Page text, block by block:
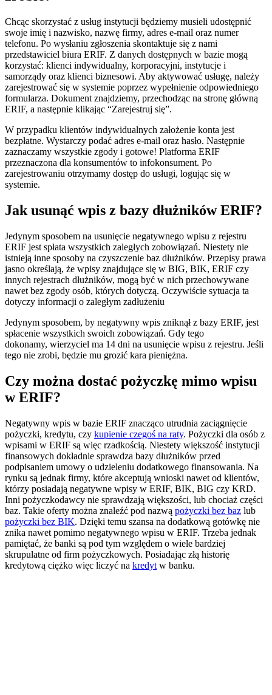
Chcąc skorzystać z usług instytucji będziemy musieli udostępnić
swoje imię i nazwisko, nazwę firmy, adres e-mail oraz numer
telefonu. Po wysłaniu zgłoszenia skontaktuje się z nami
przedstawiciel biura ERIF. Z danych dostępnych w bazie mogą
korzystać: klienci indywidualny, korporacyjni, instytucje i
samorządy oraz klienci biznesowi. Aby aktywować usługę, należy
zarejestrować się w systemie poprzez wypełnienie odpowiedniego
formularza. Dokument znajdziemy, przechodząc na stronę główną
ERIF, a następnie klikając “Zarejestruj się”.
W przypadku klientów indywidualnych założenie konta jest
bezpłatne. Wystarczy podać adres e-mail oraz hasło. Następnie
zaznaczamy wszystkie zgody i gotowe! Platforma ERIF
przeznaczona dla konsumentów to infokonsument. Po
zarejestrowaniu otrzymamy dostęp do usługi, logując się w
systemie.
Jak usunąć wpis z bazy dłużników ERIF?
Jedynym sposobem na usunięcie negatywnego wpisu z rejestru
ERIF jest spłata wszystkich zaległych zobowiązań. Niestety nie
istnieją inne sposoby na czyszczenie baz dłużników. Przepisy prawa
jasno określają, że wpisy znajdujące się w BIG, BIK, ERIF czy
innych rejestrach dłużników, mogą być w nich przechowywane
nawet bez zgody osób, których dotyczą. Oczywiście sytuacja ta
dotyczy informacji o zaległym zadłużeniu
Jedynym sposobem, by negatywny wpis zniknął z bazy ERIF, jest
spłacenie wszystkich swoich zobowiązań. Gdy tego
dokonamy, wierzyciel ma 14 dni na usunięcie wpisu z rejestru. Jeśli
tego nie zrobi, będzie mu grozić kara pieniężna.
Czy można dostać pożyczkę mimo wpisu
w ERIF?
Negatywny wpis w bazie ERIF znacząco utrudnia zaciągnięcie
pożyczki, kredytu, czy kupienie czegoś na raty. Pożyczki dla osób z
wpisami w ERIF są więc rzadkością. Niestety większość instytucji
finansowych dokładnie sprawdza bazy dłużników przed
podpisaniem umowy o udzieleniu dodatkowego finansowania. Na
rynku są jednak firmy, które akceptują wnioski nawet od klientów,
którzy posiadają negatywne wpisy w ERIF, BIK, BIG czy KRD.
Inni pożyczkodawcy nie sprawdzają większości, lub chociaż części
baz. Takie oferty można znaleźć pod nazwą pożyczki bez baz lub
pożyczki bez BIK. Dzięki temu szansa na dodatkową gotówkę nie
znika nawet pomimo negatywnego wpisu w ERIF. Trzeba jednak
pamiętać, że banki są pod tym względem o wiele bardziej
skrupulatne od firm pożyczkowych. Posiadając złą historię
kredytową ciężko więc liczyć na kredyt w banku.